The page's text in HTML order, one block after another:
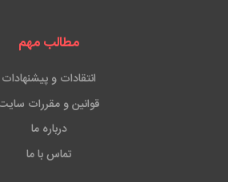
مطالب مهم
انتقادات و پیشنهادات
قوانین و مقررات
درباره ما
تماس با ما